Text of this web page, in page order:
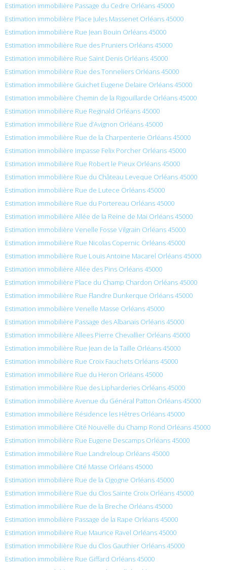
Estimation immobilière Passage du Cedre Orléans 45000
Estimation immobilière Place Jules Massenet Orléans 45000
Estimation immobilière Rue Jean Bouin Orléans 45000
Estimation immobilière Rue des Pruniers Orléans 45000
Estimation immobilière Rue Saint Denis Orléans 45000
Estimation immobilière Rue des Tonneliers Orléans 45000
Estimation immobilière Guichet Eugene Delaire Orléans 45000
Estimation immobilière Chemin de la Rigouillarde Orléans 45000
Estimation immobilière Rue Reginald Orléans 45000
Estimation immobilière Rue d’Avignon Orléans 45000
Estimation immobilière Rue de la Charpenterie Orléans 45000
Estimation immobilière Impasse Felix Porcher Orléans 45000
Estimation immobilière Rue Robert le Pieux Orléans 45000
Estimation immobilière Rue du Château Leveque Orléans 45000
Estimation immobilière Rue de Lutece Orléans 45000
Estimation immobilière Rue du Portereau Orléans 45000
Estimation immobilière Allée de la Reine de Mai Orléans 45000
Estimation immobilière Venelle Fosse Vilgrain Orléans 45000
Estimation immobilière Rue Nicolas Copernic Orléans 45000
Estimation immobilière Rue Louis Antoine Macarel Orléans 45000
Estimation immobilière Allée des Pins Orléans 45000
Estimation immobilière Place du Champ Chardon Orléans 45000
Estimation immobilière Rue Flandre Dunkerque Orléans 45000
Estimation immobilière Venelle Masse Orléans 45000
Estimation immobilière Passage des Albanais Orléans 45000
Estimation immobilière Allees Pierre Chevallier Orléans 45000
Estimation immobilière Rue Jean de la Taille Orléans 45000
Estimation immobilière Rue Croix Fauchets Orléans 45000
Estimation immobilière Rue du Heron Orléans 45000
Estimation immobilière Rue des Lipharderies Orléans 45000
Estimation immobilière Avenue du Général Patton Orléans 45000
Estimation immobilière Résidence les Hêtres Orléans 45000
Estimation immobilière Cité Nouvelle du Champ Rond Orléans 45000
Estimation immobilière Rue Eugene Descamps Orléans 45000
Estimation immobilière Rue Landreloup Orléans 45000
Estimation immobilière Cité Masse Orléans 45000
Estimation immobilière Rue de la Cigogne Orléans 45000
Estimation immobilière Rue du Clos Sainte Croix Orléans 45000
Estimation immobilière Rue de la Breche Orléans 45000
Estimation immobilière Passage de la Rape Orléans 45000
Estimation immobilière Rue Maurice Ravel Orléans 45000
Estimation immobilière Rue du Clos Gauthier Orléans 45000
Estimation immobilière Rue Giffard Orléans 45000